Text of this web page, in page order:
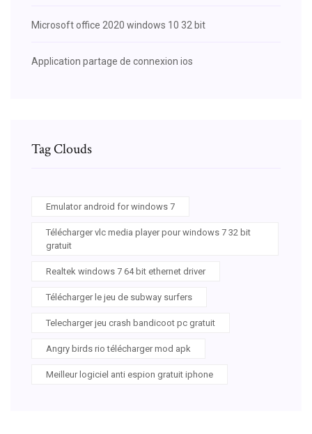
Microsoft office 2020 windows 10 32 bit
Application partage de connexion ios
Tag Clouds
Emulator android for windows 7
Télécharger vlc media player pour windows 7 32 bit
gratuit
Realtek windows 7 64 bit ethernet driver
Télécharger le jeu de subway surfers
Telecharger jeu crash bandicoot pc gratuit
Angry birds rio télécharger mod apk
Meilleur logiciel anti espion gratuit iphone